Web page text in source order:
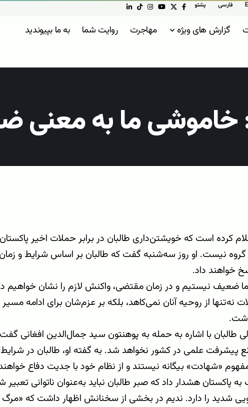
فارسی پشتو
گزارش های ویژه مهاجرت روایت شما به ما بپیوندید
خاموشی ما به
کرده است که خویشتن‌داری طالبان در برابر حملات اخیر
نیست. او روز سه‌شنبه گفت که طالبان بر اساس شرایط و
خواهند داد.
ضعیف نیستیم و در زمان مقتضی، واکنش لازم را نشان خواهیم
نه‌تنها از روحیه آنان نمی‌کاهد، بلکه بر عزم‌شان برای ادامه مسیر
طالبان با اشاره به حمله به پوهنتون سید جمال‌الدین افغانی
پیشرفت علمی در کشور نخواهد شد. به گفته او، طالبان در
«شهادت» بیگانه نیستند و از نظام خود با جدیت دفاع
پاکستان هشدار داد که صبر طالبان نباید به‌عنوان ناتوانی تعبیر
شدید را دارد. ندیم در بخشی از سخنانش اظهار داشت که «مرگ